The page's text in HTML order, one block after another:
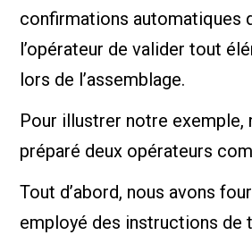
confirmations automatiques
l’opérateur de valider tout
lors de l’assemblage.
Pour illustrer notre exemple,
préparé deux opérateurs
Tout d’abord, nous avons
employé des instructions de